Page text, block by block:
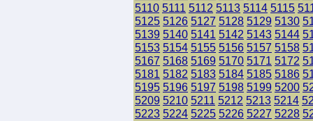
5110 5111 5112 5113 5114 5115
5125 5126 5127 5128 5129 5130
5139 5140 5141 5142 5143 5144
5153 5154 5155 5156 5157 5158
5167 5168 5169 5170 5171 5172
5181 5182 5183 5184 5185 5186
5195 5196 5197 5198 5199 5200
5209 5210 5211 5212 5213 5214
5223 5224 5225 5226 5227 5228